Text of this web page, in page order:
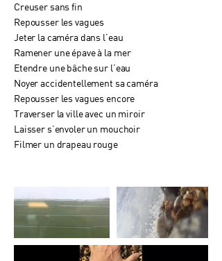
Creuser sans fin
Repousser les vagues
Jeter la caméra dans l’eau
Ramener une épave à la mer
Etendre une bâche sur l’eau
Noyer accidentellement sa caméra
Repousser les vagues encore
Traverser la ville avec un miroir
Laisser s’envoler un mouchoir
Filmer un drapeau rouge